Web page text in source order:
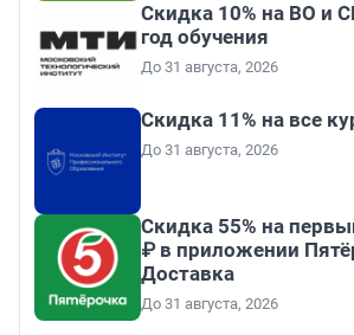
Скидка 10% на ВО и
год обучения
До 31 августа, 2026
Скидка 11% на все
До 31 августа, 2026
Скидка 55% на
₽ в приложении
Доставка
До 31 августа, 2026